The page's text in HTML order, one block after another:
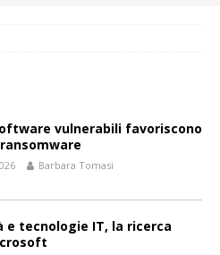
vulnerabili favoriscono
Barbara Tomasi
e tecnologie IT, la ricerca